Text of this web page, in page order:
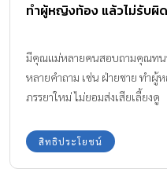
ทำผู้หญิงท้อง แล้วไม่รับผิ
มีคุณแม่หลายคนสอบถามคุณทน
หลายคำถาม เช่น ฝ่ายชาย ทำ
ภรรยาใหม่ ไม่ยอมส่งเสียเลี้ยงดู
สิทธิประโยชน์